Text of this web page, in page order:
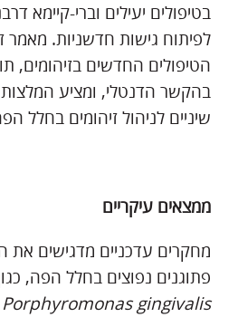
בטיפולים יעילים וברי-קיימא
לפיתוח גישות חדשניות. מאמר
הטיפולים החדשים בזיהומים,
בהקשר הדנטלי, ומציע המלצות
שיניים לניהול זיהומים בחלל
ממצאים עיקריים
מחקרים עדכניים מדגישים את
פתוגנים נפוצים בחלל הפה,
Porphyromonas gingivalis